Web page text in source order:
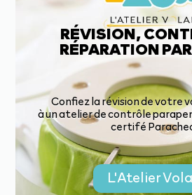
RÉVISION,
RÉPARATION
Confiez la révision de votre
à un atelier de contrôle
certifé
L'Atelier